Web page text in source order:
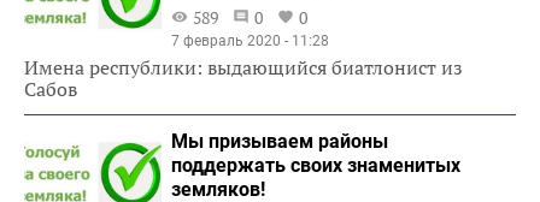
589
0 0
7 февраль 2020 - 11:28
Имена республики: выдающийся биатлонист из
Сабов
Мы призываем районы
поддержать своих знаменитых
земляков!